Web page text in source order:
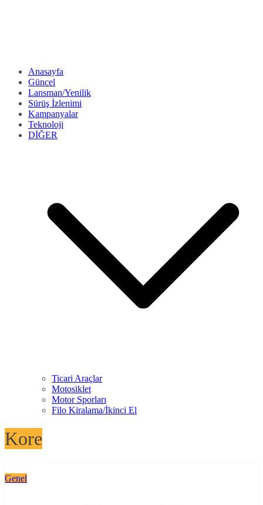
Anasayfa
Güncel
Lansman/Yenilik
Sürüş İzlenimi
Kampanyalar
Teknoloji
DİĞER
Ticari Araçlar
Motosiklet
Motor Sporları
Filo Kiralama/İkinci El
Kore
Genel